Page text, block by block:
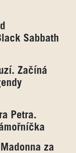
Sabbath
Začíná
Petra.
za